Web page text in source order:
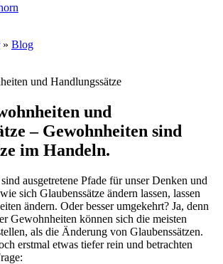
» Blog
und
– Gewohnheiten sind
im Handeln.
ausgetretene Pfade für unser Denken und
sich Glaubenssätze ändern lassen, lassen
ändern. Oder besser umgekehrt? Ja, denn
Gewohnheiten können sich die meisten
als die Änderung von Glaubenssätzen.
erstmal etwas tiefer rein und betrachten